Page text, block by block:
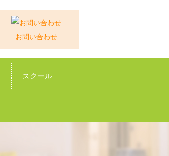
お問い合わせ
スクール